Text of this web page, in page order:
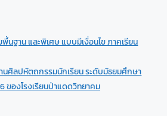
นฐาน และพิเศษ แบบมีเงื่อนไข ภาคเรียน
ศิลปหัตถกรรมนักเรียน ระดับมัธยมศึกษา
ของโรงเรียนป่าแดดวิทยาคม